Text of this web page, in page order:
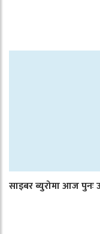
साइबर ब्युरोमा आज पुनः